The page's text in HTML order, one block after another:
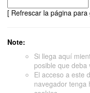
[ Refrescar la página
Note:
Si llega aquí
posible que deba
El acceso a este
navegador tenga